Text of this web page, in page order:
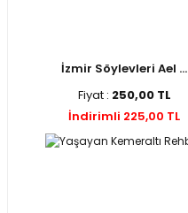
İzmir Söylevleri Ael ...
Fiyat : 250,00 TL
İndirimli 225,00 TL